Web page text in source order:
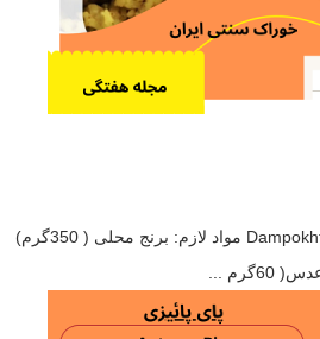
"دم پخت سیرموک"Dampokht Sirmook مواد لازم: برنج محلی ( 350گرم)